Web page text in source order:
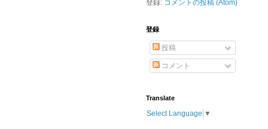
登録: コメントの投稿 (Atom)
登録
投稿
コメント
Translate
Select Language ▼